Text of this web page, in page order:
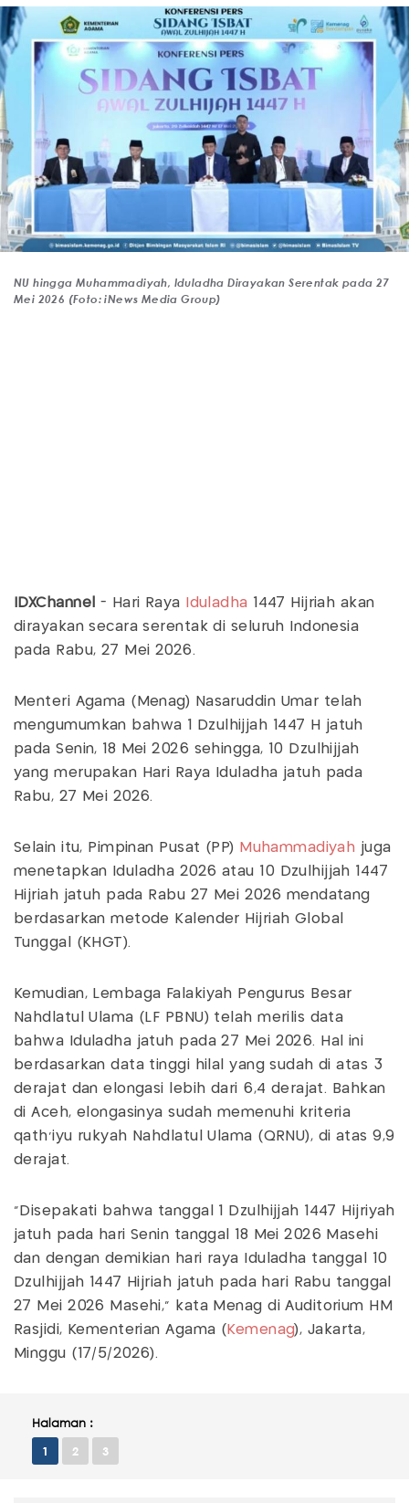
NU hingga Muhammadiyah, Iduladha Dirayakan Serentak pada 27
Mei 2026 (Foto: iNews Media Group)
IDXChannel - Hari Raya Iduladha
1447 Hijriah akan
dirayakan secara serentak di seluruh Indonesia
pada Rabu, 27 Mei 2026.
Menteri Agama (Menag) Nasaruddin Umar telah
mengumumkan bahwa 1 Dzulhijjah 1447 H jatuh
pada Senin, 18 Mei 2026 sehingga, 10 Dzulhijjah
yang merupakan Hari Raya Iduladha jatuh pada
Rabu, 27 Mei 2026.
Selain itu, Pimpinan Pusat (PP) Muhammadiyah juga
menetapkan Iduladha 2026 atau 10 Dzulhijjah 1447
Hijriah jatuh pada Rabu 27 Mei 2026 mendatang
berdasarkan metode Kalender Hijriah Global
Tunggal (KHGT).
Kemudian, Lembaga Falakiyah Pengurus Besar
Nahdlatul Ulama (LF PBNU) telah merilis data
bahwa Iduladha jatuh pada 27 Mei 2026. Hal ini
berdasarkan data tinggi hilal yang sudah di atas 3
derajat dan elongasi lebih dari 6,4 derajat. Bahkan
di Aceh, elongasinya sudah memenuhi kriteria
qath'iyu rukyah Nahdlatul Ulama (QRNU), di atas 9,9
derajat.
“Disepakati bahwa tanggal 1 Dzulhijjah 1447 Hijriyah
jatuh pada hari Senin tanggal 18 Mei 2026 Masehi
dan dengan demikian hari raya Iduladha tanggal 10
Dzulhijjah 1447 Hijriah jatuh pada hari Rabu tanggal
27 Mei 2026 Masehi,” kata Menag di Auditorium HM
Rasjidi, Kementerian Agama ( Kemenag), Jakarta,
Minggu (17/5/2026).
Halaman :
1 2 3